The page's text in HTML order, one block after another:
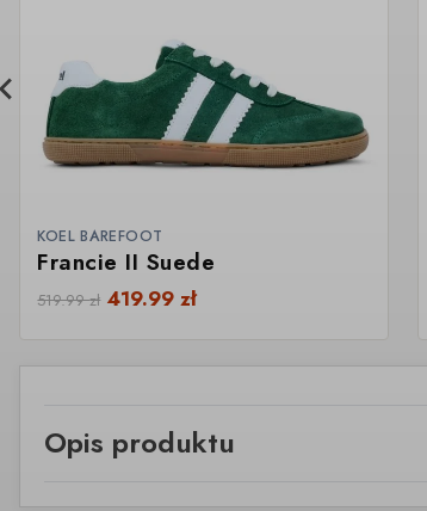
KOEL BAREFOOT
Francie II Suede
519.99zł 419.99zł
Opis produktu